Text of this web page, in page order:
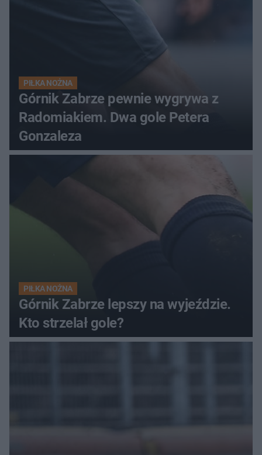
PIŁKA NOŻNA
Górnik Zabrze pewnie wygrywa z
Radomiakiem. Dwa gole Petera
Gonzaleza
PIŁKA NOŻNA
Górnik Zabrze lepszy na wyjeździe.
Kto strzelał gole?